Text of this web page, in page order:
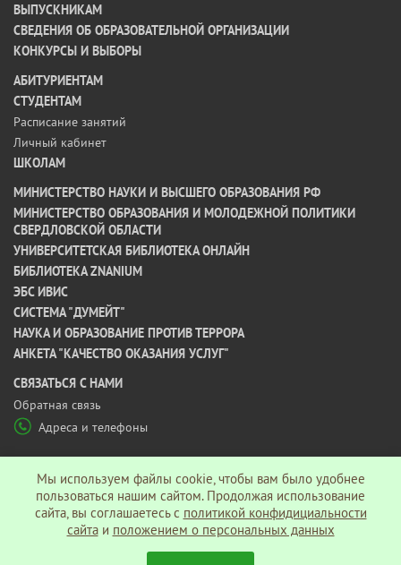
ВЫПУСКНИКАМ
СВЕДЕНИЯ ОБ ОБРАЗОВАТЕЛЬНОЙ ОРГАНИЗАЦИИ
КОНКУРСЫ И ВЫБОРЫ
АБИТУРИЕНТАМ
СТУДЕНТАМ
Расписание занятий
Личный кабинет
ШКОЛАМ
МИНИСТЕРСТВО НАУКИ И ВЫСШЕГО ОБРАЗОВАНИЯ РФ
МИНИСТЕРСТВО ОБРАЗОВАНИЯ И МОЛОДЕЖНОЙ ПОЛИТИКИ
СВЕРДЛОВСКОЙ ОБЛАСТИ
УНИВЕРСИТЕТСКАЯ БИБЛИОТЕКА ОНЛАЙН
БИБЛИОТЕКА ZNANIUM
ЭБС ИВИС
СИСТЕМА "ДУМЕЙТ"
НАУКА И ОБРАЗОВАНИЕ ПРОТИВ ТЕРРОРА
АНКЕТА "КАЧЕСТВО ОКАЗАНИЯ УСЛУГ"
CВЯЗАТЬСЯ С НАМИ
Обратная связь
Адреса и телефоны
Политика конфиденциальности
Мы используем файлы cookie, чтобы вам было удобнее
пользоваться нашим сайтом. Продолжая использование
сайта, вы соглашаетесь c политикой конфидициальности
сайтаи положением о персональных данных